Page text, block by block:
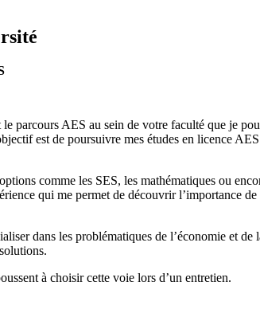
parcours AES au sein de votre faculté que je
est de poursuivre mes études en licence
comme les SES, les mathématiques ou
qui me permet de découvrir l’importance
dans les problématiques de l’économie et
à choisir cette voie lors d’un entretien.